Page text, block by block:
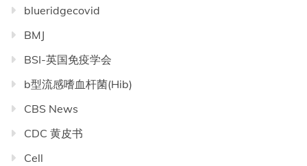
blueridgecovid
BMJ
BSI-英国免疫学会
b型流感嗜血杆菌(Hib)
CBS News
CDC 黄皮书
Cell